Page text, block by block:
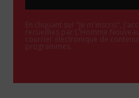
En cliquant sur "Je m'inscris",
recueillies par L'Homme
courrier électronique de
programmes.